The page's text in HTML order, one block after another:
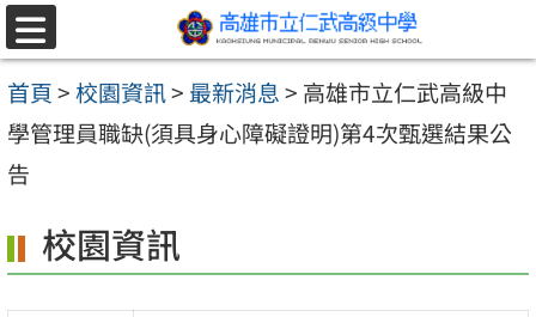
跳至主要內容區
選
單
首頁>校園資訊> 最新消息> 高雄市立仁武高級中
學管理員職缺(須具身心障礙證明)第4次甄選結果公
告
校園資訊